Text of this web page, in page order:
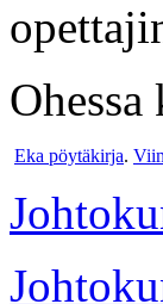
Eka pöytäkirja.